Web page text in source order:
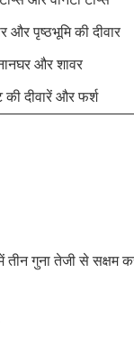
और पृष्ठभूमि की दीवार
और शावर
की दीवारें और फर्श
तीन गुना तेजी से सक्षम